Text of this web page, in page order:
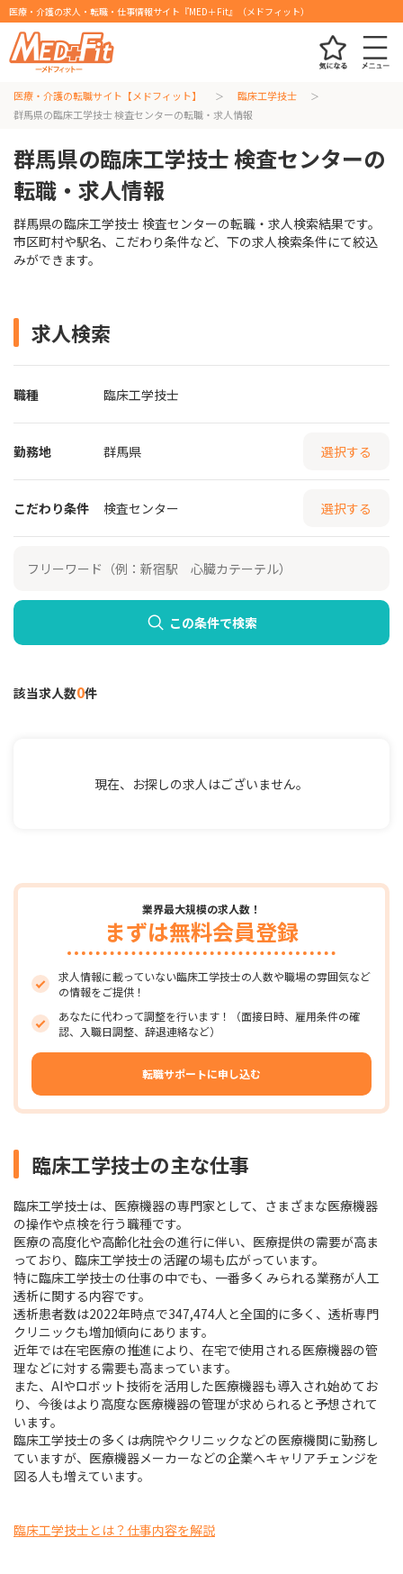
医療・介護の求人・転職・仕事情報サイト『MED＋Fit』（メドフィット）
医療・介護の転職サイト【メドフィット】
臨床工学技士
群馬県の臨床工学技士 検査センターの転職・求人情報
群馬県の臨床工学技士 検査センターの
転職・求人情報
群馬県の臨床工学技士 検査センターの転職・求人検索結果です。
市区町村や駅名、こだわり条件など、下の求人検索条件にて絞込
みができます。
求人検索
職種 臨床工学技士
勤務地 群馬県 選択する
こだわり条件 検査センター 選択する
この条件で検索
該当求人数0件
現在、お探しの求人はございません。
業界最大規模の求人数！
まずは無料会員登録
求人情報に載っていない臨床工学技士の人数や職場の雰囲気など
の情報をご提供！
あなたに代わって調整を行います！（面接日時、雇用条件の確
認、入職日調整、辞退連絡など）
転職サポートに申し込む
臨床工学技士の主な仕事
臨床工学技士は、医療機器の専門家として、さまざまな医療機器
の操作や点検を行う職種です。
医療の高度化や高齢化社会の進行に伴い、医療提供の需要が高ま
っており、臨床工学技士の活躍の場も広がっています。
特に臨床工学技士の仕事の中でも、一番多くみられる業務が人工
透析に関する内容です。
透析患者数は2022年時点で347,474人と全国的に多く、透析専門
クリニックも増加傾向にあります。
近年では在宅医療の推進により、在宅で使用される医療機器の管
理などに対する需要も高まっています。
また、AIやロボット技術を活用した医療機器も導入され始めてお
り、今後はより高度な医療機器の管理が求められると予想されて
います。
臨床工学技士の多くは病院やクリニックなどの医療機関に勤務し
ていますが、医療機器メーカーなどの企業へキャリアチェンジを
図る人も増えています。
臨床工学技士とは？仕事内容を解説